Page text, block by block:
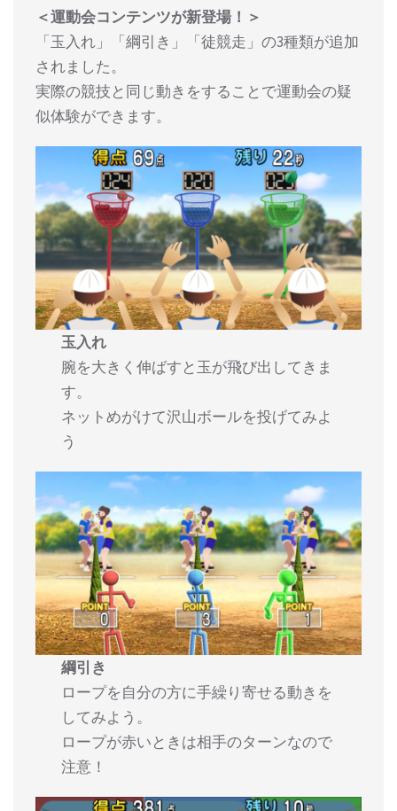
＜運動会コンテンツが新登場！＞
「玉入れ」「綱引き」「徒競走」の3種類が追加
されました。
実際の競技と同じ動きをすることで運動会の疑
似体験ができます。
玉入れ
腕を大きく伸ばすと玉が飛び出してきま
す。
ネットめがけて沢山ボールを投げてみよ
う
綱引き
ロープを自分の方に手繰り寄せる動きを
してみよう。
ロープが赤いときは相手のターンなので
注意！